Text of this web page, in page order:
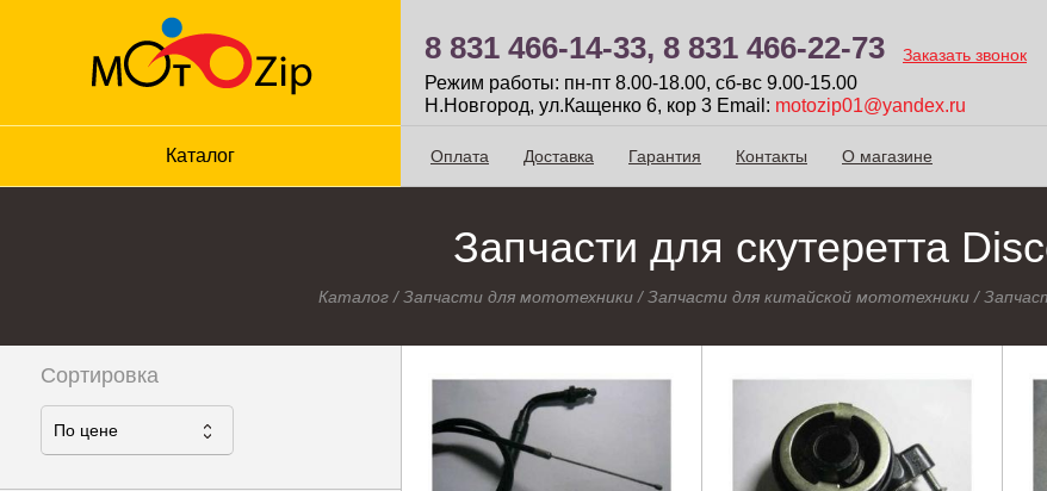
8 831 466-14-33, 8 831 466-22-73 Заказать звонок
Режим работы: пн-пт 8.00-18.00, сб-вc 9.00-15.00
Н.Новгород, ул.Кащенко 6, кор 3 Email: motozip01@yandex.ru
Каталог Оплата Доставка Гарантия Контакты О магазине
Запчасти для скутеретта
Каталог/Запчасти для мототехники/Запчасти для китайской мототехники/
Сортировка
По ценe